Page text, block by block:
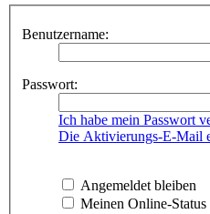
Benutzername:
Passwort:
Ich habe mein Passwort
Die Aktivierungs-E-Mail
Angemeldet bleiben
Meinen Online-